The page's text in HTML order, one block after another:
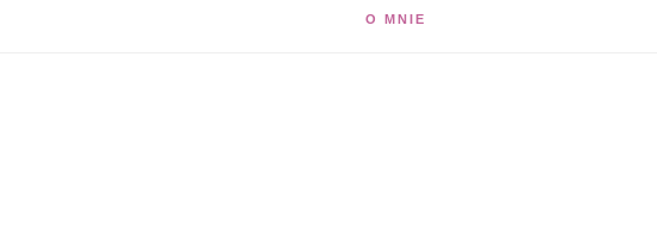
O MNIE